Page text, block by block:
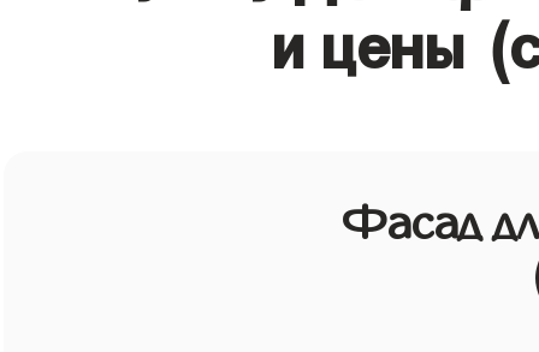
и цены
Фасад